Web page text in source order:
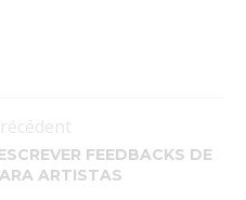
FEEDBACKS DE
ARTISTAS